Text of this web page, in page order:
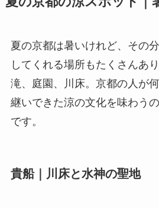
夏の京都は暑いけれど、その
してくれる場所もたくさんあ
滝、庭園、川床。京都の人が
継いできた涼の文化を味わう
です。
貴船｜川床と水神の聖地